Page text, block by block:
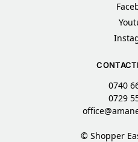
0740
0729
© Shopper